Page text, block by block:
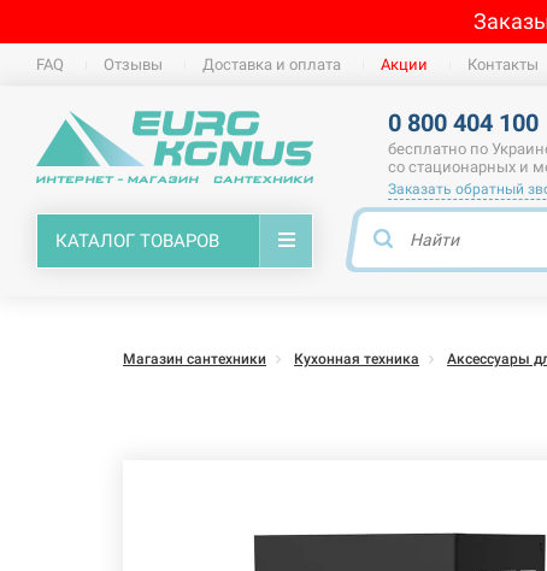
FAQ Отзывы Доставка и оплата Акции Контакты
0 800 404 100
бесплатно по
со стационарных и
Заказать обратный
КАТАЛОГ ТОВАРОВ
Магазин сантехники Кухонная техника Аксессуары